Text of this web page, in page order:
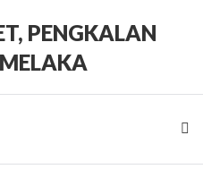
PENGKALAN